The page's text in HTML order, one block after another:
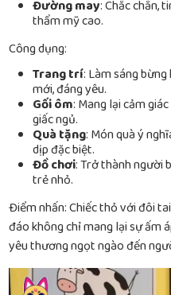
Đường may: Chắc chắn,
thẩm mỹ cao.
Công dụng:
Trang trí: Làm sáng
mới, đáng yêu.
Gối ôm: Mang lại cảm
giấc ngủ.
Quà tặng: Món quà ý
dịp đặc biệt.
Đồ chơi: Trở thành người
trẻ nhỏ.
Điểm nhấn: Chiếc thỏ với đôi
đáo không chỉ mang lại sự ấm
yêu thương ngọt ngào đến